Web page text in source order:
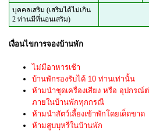
บุคคลเสริม (เสริมได้ไม่เกิน
2 ท่านมีที่นอนเสริม)
เงื่อนไขการจองบ้านพัก
ไม่มีอาหารเช้า
บ้านพักรองรับได้ 10 ท่านเท่านั้น
ห้ามนำชุดเครื่องเสียง หรือ อุปกรณ์ต่
ภายในบ้านพักทุกกรณี
ห้ามนำสัตว์เลี้ยงเข้าพักโดยเด็ดขาด
ห้ามสูบบุหรี่ในบ้านพัก